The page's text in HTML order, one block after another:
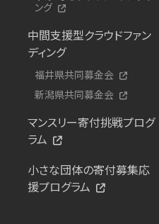
ング
中間支援型クラウドファン
ディング
福井県共同募金会
新潟県共同募金会
マンスリー寄付挑戦プログ
ラム
小さな団体の寄付募集応
援プログラム